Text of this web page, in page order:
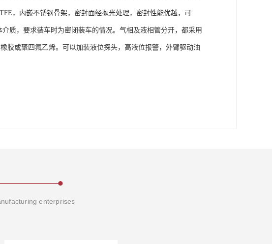
，内嵌不锈钢骨架，密封面经抛光处理，密封性能优越，可
质，要求装车时为密闭装车的情况。气相及液相管分开，都采用
胶或聚四氟乙烯。可以加装液位探头，高液位报警，外臂驱动油
enterprises